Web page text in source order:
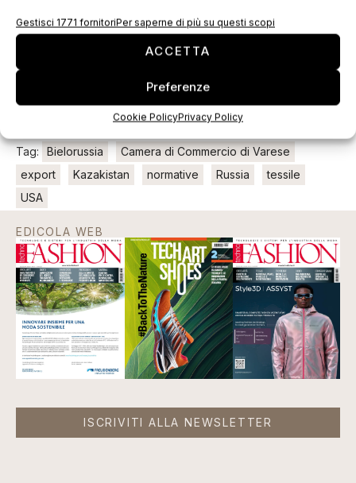
Gestisci 1771 fornitoriPer saperne di più su questi scopi
ACCETTA
Preferenze
Cookie PolicyPrivacy Policy
A seguito dell’incontro, i partecipanti interessati
potranno visitare i laboratori Centrocot.
Per iscrizioni compilare la
e inviarla a
0331.680056.
Tag: Bielorussia
Camera di Commercio di Varese
export
Kazakistan normative Russia
tessile
USA
EDICOLA WEB
ISCRIVITI ALLA NEWSLETTER